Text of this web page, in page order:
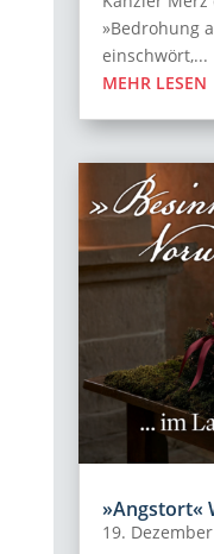
»Bedrohung
einschwört,...
MEHR LESEN
»Angstort«
19.